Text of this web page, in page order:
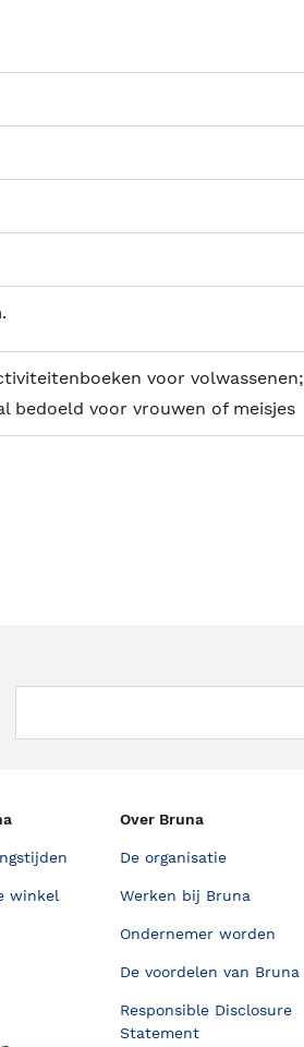
voor volwassenen;
bedoeld voor vrouwen of meisjes
winkel
Over Bruna
De organisatie
Werken bij Bruna
Ondernemer worden
De voordelen van Bruna
Responsible Disclosure
Statement